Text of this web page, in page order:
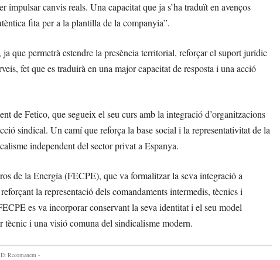
canvis reals. Una capacitat que ja s’ha traduït en avenços
fita per a la plantilla de la companyia”.
que permetrà estendre la presència territorial, reforçar el suport jurídic
fet que es traduirà en una major capacitat de resposta i una acció
de Fetico, que segueix el seu curs amb la integració d’organitzacions
sindical. Un camí que reforça la base social i la representativitat de la
independent del sector privat a Espanya.
de la Energía (FECPE), que va formalitzar la seva integració a
la representació dels comandaments intermedis, tècnics i
es va incorporar conservant la seva identitat i el seu model
i una visió comuna del sindicalisme modern.
Recomanem -